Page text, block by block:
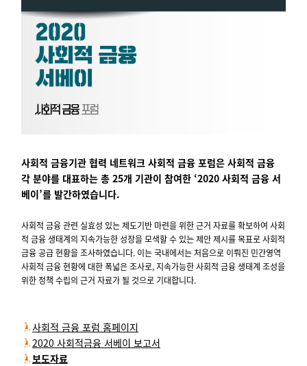
사회적 금융기관 협력 네트워크 사회적 금융 포럼은 사회적 금융
각 분야를 대표하는 총 25개 기관이 참여한 ‘2020 사회적 금융 서
베이’를 발간하였습니다.
사회적 금융 관련 실효성 있는 제도기반 마련을 위한 근거 자료를 확보하여 사회
적 금융 생태계의 지속가능한 성장을 모색할 수 있는 제안 제시를 목표로 사회적
금융 공급 현황을 조사하였습니다. 이는 국내에서는 처음으로 이뤄진 민간영역
사회적 금융 현황에 대한 폭넓은 조사로, 지속가능한 사회적 금융 생태계 조성을
위한 정책 수립의 근거 자료가 될 것으로 기대합니다.
사회적 금융 포럼 홈페이지
2020 사회적금융 서베이 보고서
보도자료